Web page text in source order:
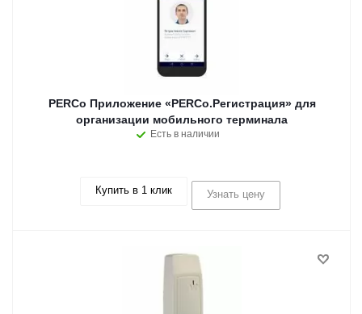
PERCo Приложение «PERCo.Регистрация» для
организации мобильного терминала
Есть в наличии
Купить в 1 клик Узнать цену